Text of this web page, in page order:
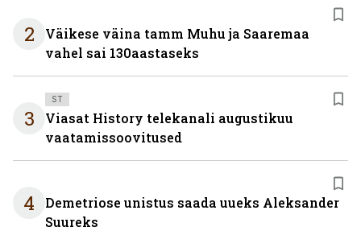
2
Väikese väina tamm Muhu ja Saaremaa
vahel sai 130aastaseks
3
ST
Viasat History telekanali augustikuu
vaatamissoovitused
4
Demetriose unistus saada uueks Aleksander
Suureks